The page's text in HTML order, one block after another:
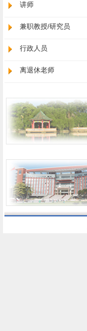
讲师
兼职教授/研究员
行政人员
离退休老师